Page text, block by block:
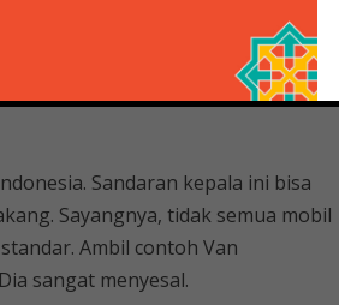
2008 ini bisa dibilang cukup
tubuh orang Indonesia, Toyota
Sandaran kepala ini bisa
Sayangnya, tidak semua mobil
Ambil contoh Van
sangat menyesal.